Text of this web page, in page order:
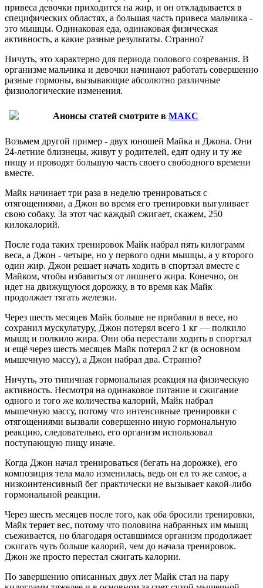
привеса девочки приходится на жир, и он откладывается в
специфических областях, а большая часть привеса мальчика -
это мышцы. Одинаковая еда, одинаковая физическая
активность, а какие разные результаты. Странно?
Ничуть, это характерно для периода полового созревания. В
организме мальчика и девочки начинают работать совершенно
разные гормоны, вызывающие абсолютно различные
физиологические изменения.
Анонсы статей смотрите в МАКС
Возьмем другой пример - двух юношей Майка и Джона. Они
24-летние близнецы, живут у родителей, едят одну и ту же
пищу и проводят большую часть своего свободного времени
вместе.
Майк начинает три раза в неделю тренироваться с
отягощениями, а Джон во время его тренировки выгуливает
свою собаку. За этот час каждый сжигает, скажем, 250
килокалорий.
После года таких тренировок Майк набрал пять килограмм
веса, а Джон - четыре, но у первого одни мышцы, а у второго
один жир. Джон решает начать ходить в спортзал вместе с
Майком, чтобы избавиться от лишнего жира. Конечно, он
идет на движущуюся дорожку, в то время как Майк
продолжает тягать железки.
Через шесть месяцев Майк больше не прибавил в весе, но
сохранил мускулатуру, Джон потерял всего 1 кг — полкило
мышц и полкило жира. Они оба перестали ходить в спортзал
и ещё через шесть месяцев Майк потерял 2 кг (в основном
мышечную массу), а Джон набрал два. Странно?
Ничуть, это типичная гормональная реакция на физическую
активность. Несмотря на одинаковое питание и сжигание
одного и того же количества калорий, Майк набрал
мышечную массу, потому что интенсивные тренировки с
отягощениями вызвали совершенно иную гормональную
реакцию, следовательно, его организм использовал
поступающую пищу иначе.
Когда Джон начал тренироваться (бегать на дорожке), его
композиция тела мало изменилась, ведь он ел то же самое, а
низкоинтенсивный бег практически не вызывает какой-либо
гормональной реакции.
Через шесть месяцев после того, как оба бросили тренировки,
Майк теряет вес, потому что половина набранных им мышц
съеживается, но благодаря оставшимся организм продолжает
сжигать чуть больше калорий, чем до начала тренировок.
Джон же просто перестал сжигать калории.
По завершению описанных двух лет Майк стал на пару